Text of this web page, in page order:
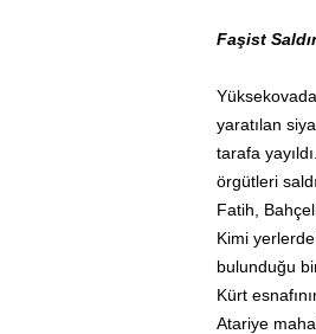
Faşist
yaratılan
tarafa
örgütleri
Fatih,
Kimi
bulunduğu
Kürt
Atariye